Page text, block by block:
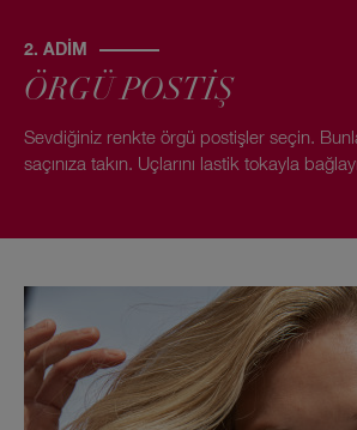
2. ADIM
ÖRGÜ POSTİŞ
Sevdiğiniz renkte örgü postişler seçin.
saçınıza takın. Uçlarını lastik tokayla